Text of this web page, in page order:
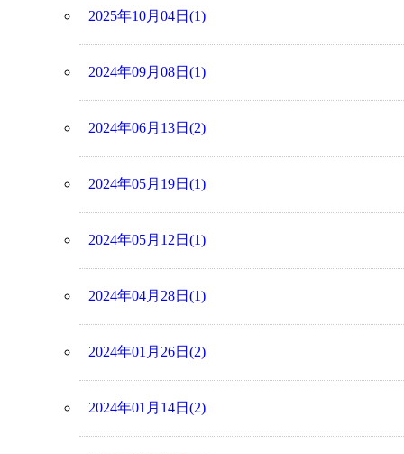
2025年10月04日(1)
2024年09月08日(1)
2024年06月13日(2)
2024年05月19日(1)
2024年05月12日(1)
2024年04月28日(1)
2024年01月26日(2)
2024年01月14日(2)